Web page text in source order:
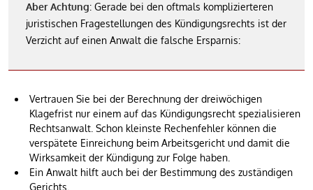
Aber Achtung: Gerade bei den oftmals komplizierteren
juristischen Fragestellungen des Kündigungsrechts ist der
Verzicht auf einen Anwalt die falsche Ersparnis:
Vertrauen Sie bei der Berechnung der dreiwöchigen
Klagefrist nur einem auf das Kündigungsrecht spezialisieren
Rechtsanwalt. Schon kleinste Rechenfehler können die
verspätete Einreichung beim Arbeitsgericht und damit die
Wirksamkeit der Kündigung zur Folge haben.
Ein Anwalt hilft auch bei der Bestimmung des zuständigen
Gerichts.